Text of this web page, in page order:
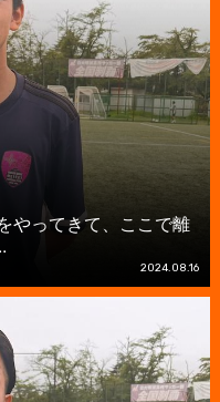
やってきて、ここで離
2024.08.16